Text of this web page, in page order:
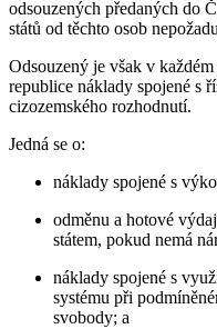
odsouzených předaných do
států od těchto osob
Odsouzený je však v
republice náklady spojené s
cizozemského rozhodnutí.
Jedná se o:
náklady spojené s
odměnu a hotové
státem, pokud nemá
náklady spojené s
systému při
svobody; a